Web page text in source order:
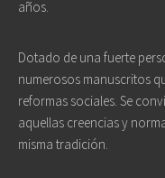
años.
Dotado de una fuerte
numerosos manuscritos
reformas sociales. Se
aquellas creencias y
misma tradición.